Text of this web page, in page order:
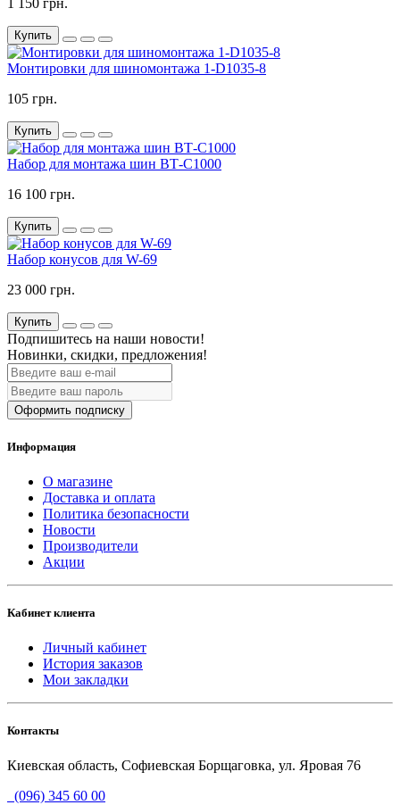
1 150 грн.
Купить
Монтировки для шиномонтажа 1-D1035-8
105 грн.
Купить
Набор для монтажа шин ВТ-С1000
16 100 грн.
Купить
Набор конусов для W-69
23 000 грн.
Купить
Подпишитесь на наши новости!
Новинки, скидки, предложения!
Оформить подписку
Информация
О магазине
Доставка и оплата
Политика безопасности
Новости
Производители
Акции
Кабинет клиента
Личный кабинет
История заказов
Мои закладки
Контакты
Киевская область, Софиевская Борщаговка, ул. Яровая 76
(096) 345 60 00